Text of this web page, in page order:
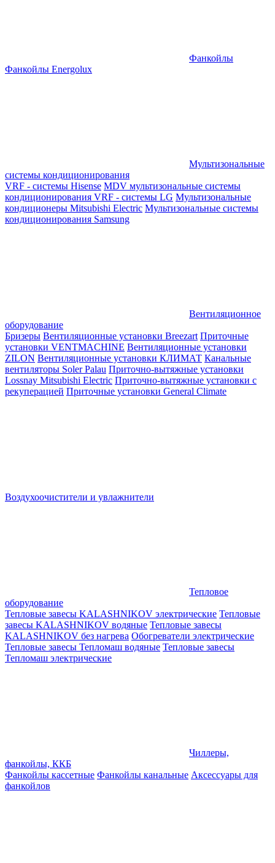
Фанкойлы
Фанкойлы Energolux
Мультизональные
системы кондиционирования
VRF - системы Hisense MDV мультизональные системы
кондиционирования VRF - системы LG Мультизональные
кондиционеры Mitsubishi Electric Мультизональные системы
кондиционирования Samsung
Вентиляционное
оборудование
Бризеры Вентиляционные установки Breezart Приточные
установки VENTMACHINE Вентиляционные установки
ZILON Вентиляционные установки КЛИМАТ Канальные
вентиляторы Soler Palau Приточно-вытяжные установки
Lossnay Mitsubishi Electric Приточно-вытяжные установки с
рекуперацией Приточные установки General Climate
Воздухоочистители и увлажнители
Тепловое
оборудование
Тепловые завесы KALASHNIKOV электрические Тепловые
завесы KALASHNIKOV водяные Тепловые завесы
KALASHNIKOV без нагрева Обогреватели электрические
Тепловые завесы Тепломаш водяные Тепловые завесы
Тепломаш электрические
Чиллеры,
фанкойлы, ККБ
Фанкойлы кассетные Фанкойлы канальные Аксессуары для
фанкойлов